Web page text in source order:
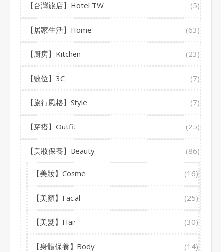
【台灣旅店】Hotel TW (5)
【居家生活】Home (63)
【廚房】Kitchen (23)
【數位】3C (7)
【旅行風格】Style (7)
【穿搭】Outfit (25)
【美妝保養】Beauty (86)
【美妝】Cosme (16)
【美顏】Facial (25)
【美髮】Hair (30)
【身體保養】Body (14)